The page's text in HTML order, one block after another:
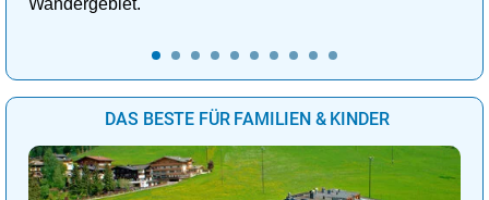
Wandergebiet.
DAS BESTE FÜR FAMILIEN & KINDER